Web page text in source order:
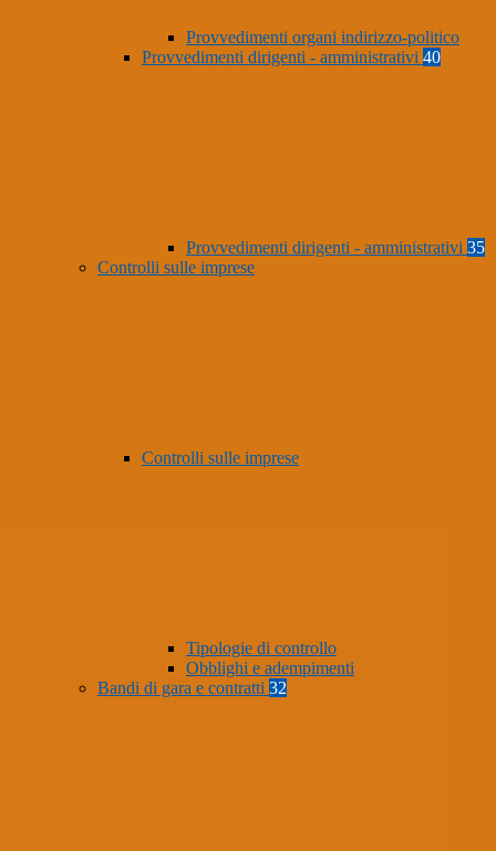
Provvedimenti organi indirizzo-politico
Provvedimenti dirigenti - amministrativi 40
Provvedimenti dirigenti - amministrativi 35
Controlli sulle imprese
Controlli sulle imprese
Tipologie di controllo
Obblighi e adempimenti
Bandi di gara e contratti 32